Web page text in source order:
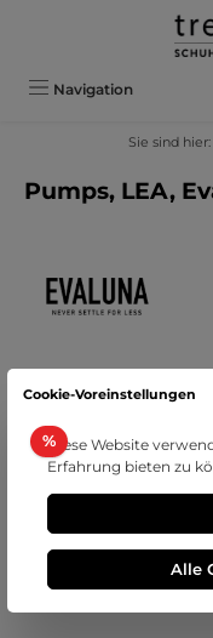
Zum Hauptinhalt springen
Navigation
Sie sind hier:
Pumps, LEA,
Bildergalerie überspringen
%Rabatt
Cookie-Voreinstellungen
Diese Website
Erfahrung bieten zu
Alle